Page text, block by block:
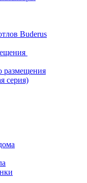
Buderus
размещения
серия)